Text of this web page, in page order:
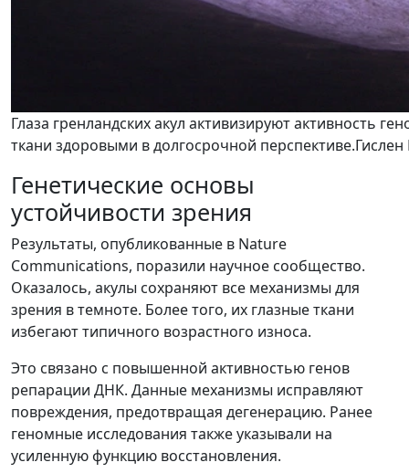
Глаза гренландских акул активизируют активность
ткани здоровыми в долгосрочной
Генетические основы
устойчивости зрения
Результаты, опубликованные в Nature
Communications, поразили научное сообщество.
Оказалось, акулы сохраняют все механизмы для
зрения в темноте. Более того, их глазные ткани
избегают типичного возрастного износа.
Это связано с повышенной активностью генов
репарации ДНК. Данные механизмы исправляют
повреждения, предотвращая дегенерацию. Ранее
геномные исследования также указывали на
усиленную функцию восстановления.